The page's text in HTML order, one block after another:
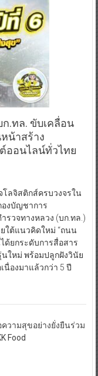
.ทล. ขับเคลื่อน
น้าสร้าง
ออนไลน์ทั่วไทย
โลจิสติกส์ครบวงจรใน
องบัญชาการ
รวจทางหลวง (บก.ทล.)
ใต้แนวคิดใหม่ “ถนน
ด้ยกระดับการสื่อสาร
ใหม่ พร้อมปลูกฝังวินัย
นื่องมาแล้วกว่า 5 ปี
วามสุขอย่างยั่งยืนร่วม
Food